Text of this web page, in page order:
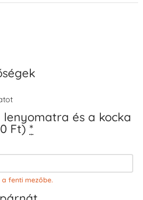
lenyomatra és a kocka
Ft) *
fenti mezőbe.